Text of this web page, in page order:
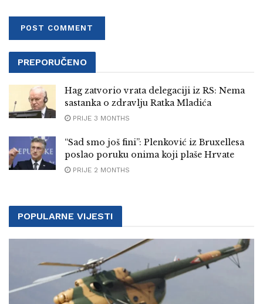
PREPORUČENO
Hag zatvorio vrata delegaciji iz RS: Nema
sastanka o zdravlju Ratka Mladića
PRIJE 3 MONTHS
“Sad smo još fini”: Plenković iz Bruxellesa
poslao poruku onima koji plaše Hrvate
PRIJE 2 MONTHS
POPULARNE VIJESTI